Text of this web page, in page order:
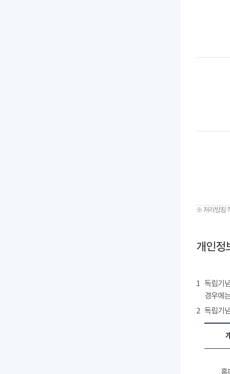
※ 처리방침
개인정
1 독립기
경우에
2 독립기
홈